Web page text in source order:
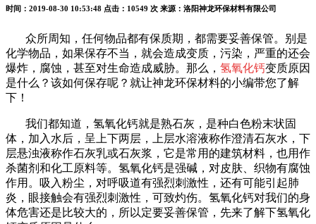
时间：2019-08-30 10:53:48 点击：10549 次 来源：洛阳神龙环保材料有限公司
众所周知，任何物品都有保质期，都需要妥善保管。别是
化学物品，如果保存不当，就会造成变质，污染，严重的还会
爆炸，腐蚀，甚至对生命造成威胁。那么， 氢氧化钙变质原因
是什么？该如何保存呢？就让神龙环保材料的小编带您了解
下！
我们都知道，氢氧化钙就是熟石灰，是种白色粉末状固
体，加入水后，呈上下两层，上层水溶液称作澄清石灰水，下
层悬浊液称作石灰乳或石灰浆，它是常用的建筑材料，也用作
杀菌剂和化工原料等。氢氧化钙是强碱，对皮肤、织物有腐蚀
作用。吸入粉尘，对呼吸道有强烈刺激性，还有可能引起肺
炎，眼接触会有强烈刺激性，可致灼伤。氢氧化钙对我们的身
体危害还是比较大的，所以定要妥善保管，先来了解下氢氧化